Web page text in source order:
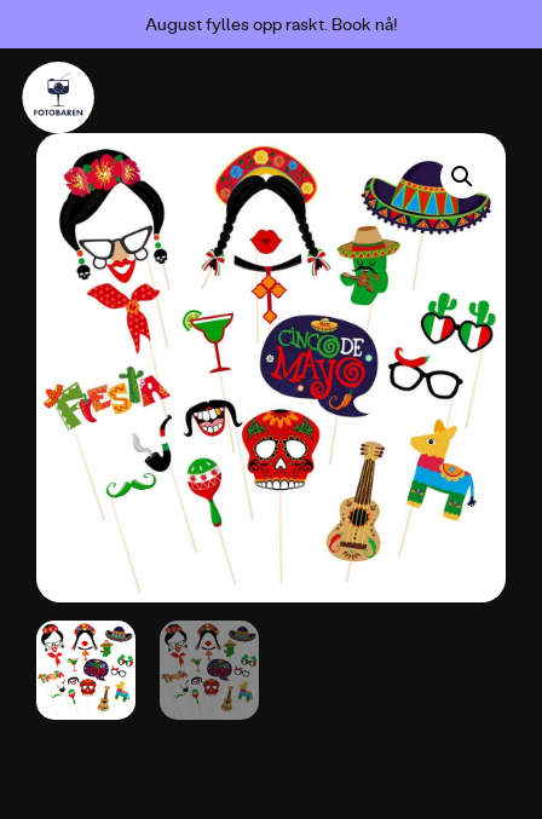
August fylles opp raskt. Book nå!